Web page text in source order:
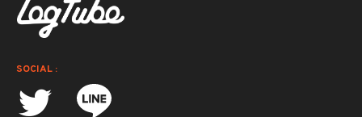
SOCIAL :